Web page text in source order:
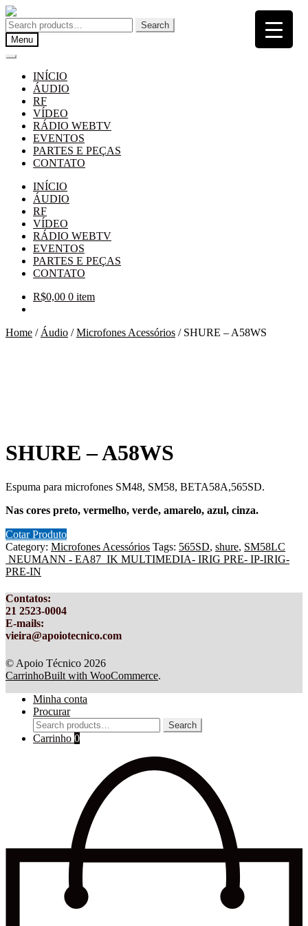
Pular
para
navegação
Pular
para
o
conteúdo
Search
for:
Search
Menu
INÍCIO
ÁUDIO
RF
VÍDEO
RÁDIO WEBTV
EVENTOS
PARTES E PEÇAS
CONTATO
INÍCIO
ÁUDIO
RF
VÍDEO
RÁDIO WEBTV
EVENTOS
PARTES E PEÇAS
CONTATO
R$0,00 0 item
Home / Áudio /Microfones Acessórios / SHURE – A58WS
SHURE – A58WS
Espuma para microfones SM48, SM58, BETA58A,565SD.
Nas cores preto, vermelho, verde, amarelo, azul, cinza.
Cotar Produto
Category: Microfones Acessórios Tags: 565SD, shure, SM58LC
NEUMANN - EA87 IK MULTIMEDIA- IRIG PRE- IP-IRIG-
PRE-IN
Contatos:
21 2523-0004
E-mails:
vieira@apoiotecnico.com
© Apoio Técnico 2026
CarrinhoBuilt with WooCommerce.
Minha conta
Procurar
Search
for:
Search
Carrinho 0